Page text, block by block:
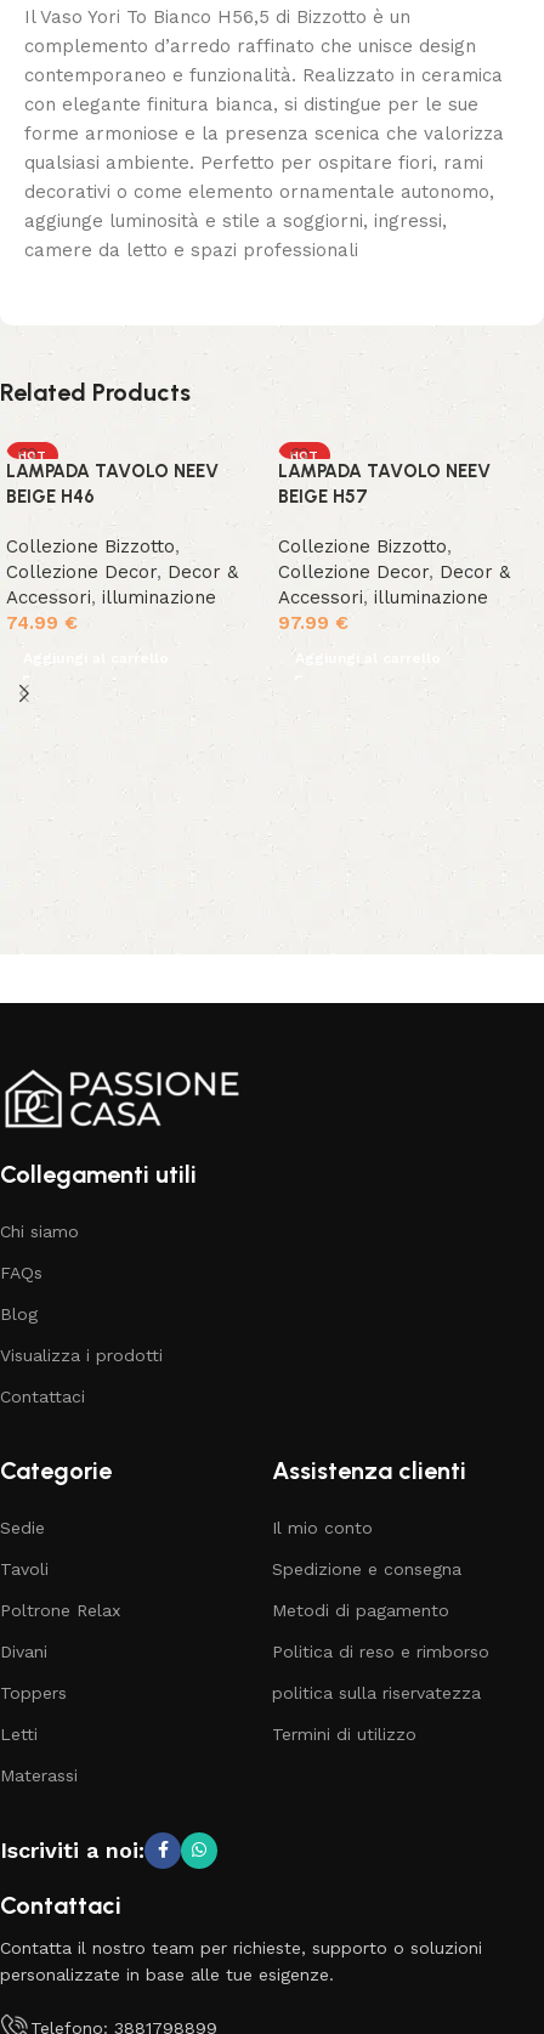
Il Vaso Yori To Bianco H56,5 di Bizzotto è un
complemento d’arredo raffinato che unisce design
contemporaneo e funzionalità. Realizzato in ceramica
con elegante finitura bianca, si distingue per le sue
forme armoniose e la presenza scenica che valorizza
qualsiasi ambiente. Perfetto per ospitare fiori, rami
decorativi o come elemento ornamentale autonomo,
aggiunge luminosità e stile a soggiorni, ingressi,
camere da letto e spazi professionali
Related Products
HOT
NEW
LAMPADA TAVOLO NEEV
BEIGE H46
Collezione Bizzotto,
Collezione Decor, Decor &
Accessori, illuminazione
74.99 €
Aggiungi al carrello
HOT
NEW
LAMPADA TAVOLO NEEV
BEIGE H57
Collezione Bizzotto,
Collezione Decor, Decor &
Accessori, illuminazione
97.99 €
Aggiungi al carrello
Collegamenti utili
Chi siamo
FAQs
Blog
Visualizza i prodotti
Contattaci
Categorie
Sedie
Tavoli
Poltrone Relax
Divani
Toppers
Letti
Materassi
Assistenza clienti
Il mio conto
Spedizione e consegna
Metodi di pagamento
Politica di reso e rimborso
politica sulla riservatezza
Termini di utilizzo
Iscriviti a noi:
Contattaci
Contatta il nostro team per richieste, supporto o soluzioni
personalizzate in base alle tue esigenze.
Telefono: 3881798899